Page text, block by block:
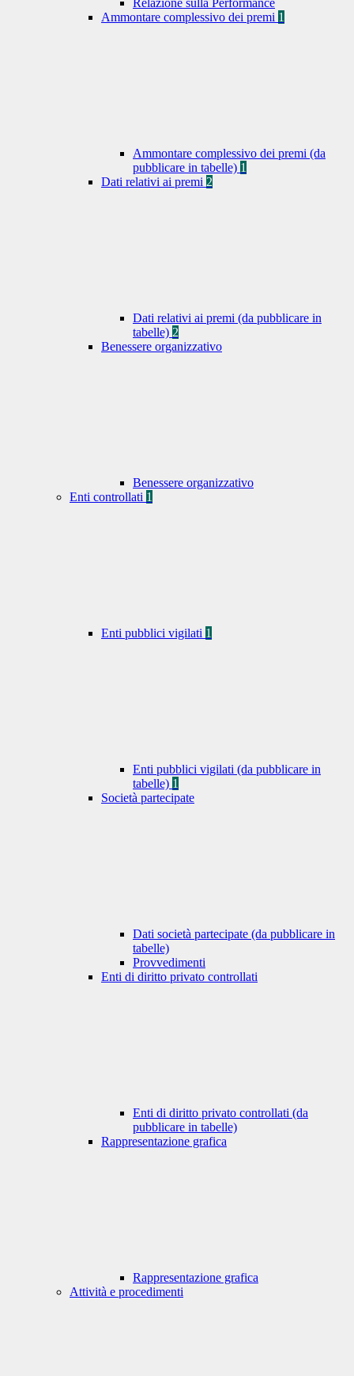
Relazione sulla Performance
Ammontare complessivo dei premi 1
Ammontare complessivo dei premi (da
pubblicare in tabelle) 1
Dati relativi ai premi 2
Dati relativi ai premi (da pubblicare in
tabelle) 2
Benessere organizzativo
Benessere organizzativo
Enti controllati 1
Enti pubblici vigilati 1
Enti pubblici vigilati (da pubblicare in
tabelle) 1
Società partecipate
Dati società partecipate (da pubblicare in
tabelle)
Provvedimenti
Enti di diritto privato controllati
Enti di diritto privato controllati (da
pubblicare in tabelle)
Rappresentazione grafica
Rappresentazione grafica
Attività e procedimenti